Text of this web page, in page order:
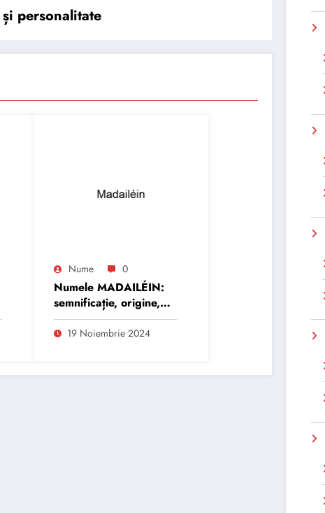
personalitate
Nume 0
Numele MADAILÉIN:
semnificație, origine,
trăsături și
personalitate
19 Noiembrie 2024